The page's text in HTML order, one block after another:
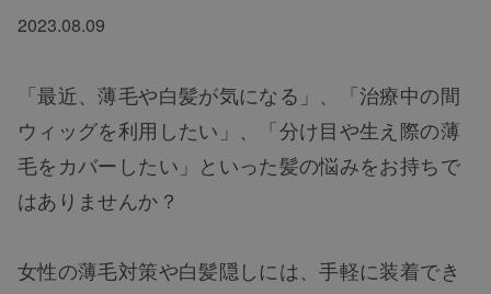
2023.08.09
「最近、薄毛や白髪が気になる」、「治療中の間
ウィッグを利用したい」、「分け目や生え際の薄
毛をカバーしたい」といった髪の悩みをお持ちで
はありませんか？
女性の薄毛対策や白髪隠しには、手軽に装着でき